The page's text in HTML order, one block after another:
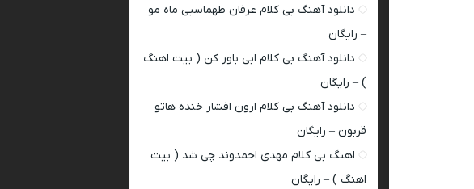
دانلود آهنگ بی کلام عرفان طهماسبی ماه مو
– رایگان
دانلود آهنگ بی کلام ابی باور کن ( بیت اهنگ
) – رایگان
دانلود آهنگ بی کلام ارون افشار خنده هاتو
قربون – رایگان
اهنگ بی کلام مهدی احمدوند چی شد ( بیت
اهنگ ) – رایگان